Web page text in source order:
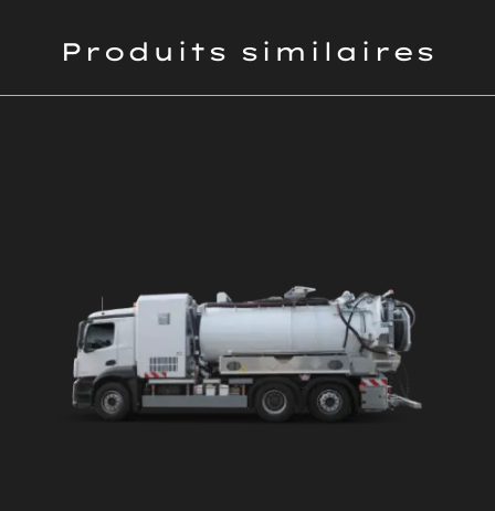
Produits similaires
DÉTAILS